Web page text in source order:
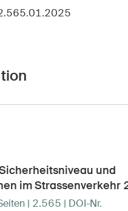
und
im Strassenverkehr
| 2.565 | DOI-Nr.